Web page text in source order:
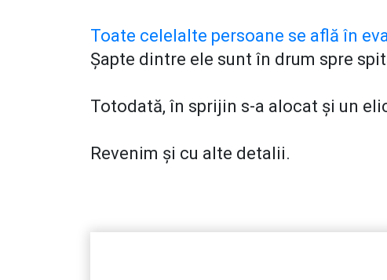
Toate celelalte persoane se află în
Șapte dintre ele sunt în drum spre
Totodată, în sprijin s-a alocat și un
Revenim și cu alte detalii.